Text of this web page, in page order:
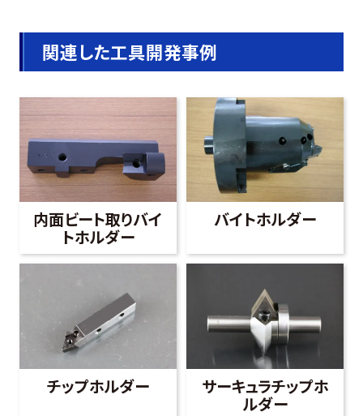
関連した工具開発事例
内面ビート取りバイ
トホルダー
バイトホルダー
チップホルダー サーキュラチップホ
ルダー